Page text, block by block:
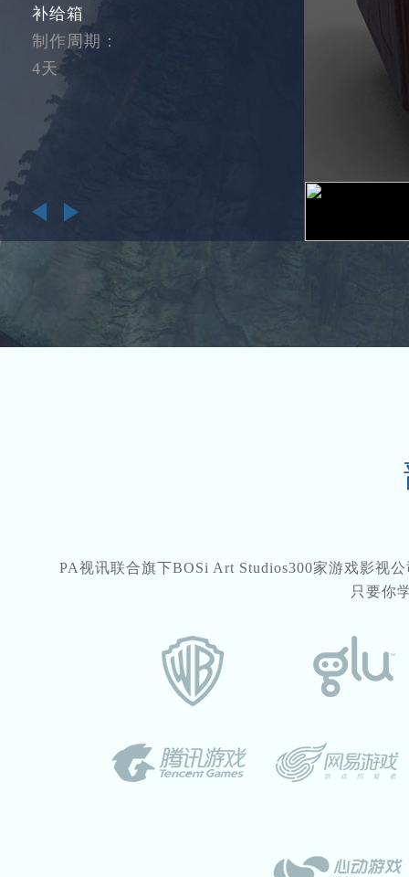
补给箱
制作周期：
4天
PA视讯联合旗下BOSi Art Studios300家游戏影视
只要你